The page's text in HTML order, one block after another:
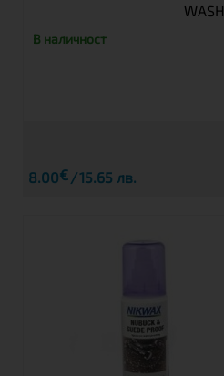
WASH
В наличност
8.00€ 15.65 лв.